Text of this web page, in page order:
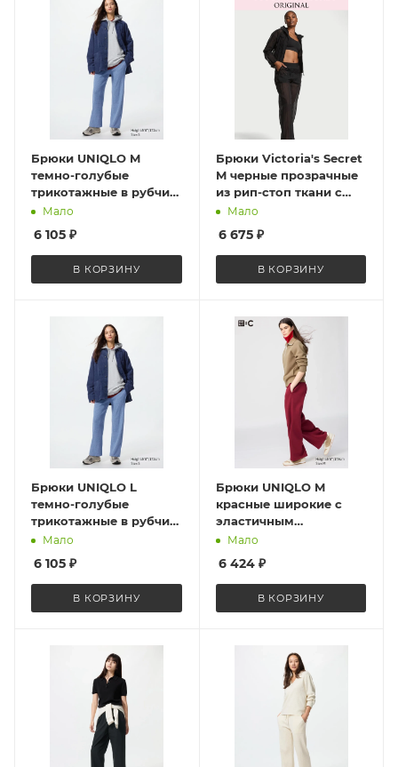
Брюки UNIQLO M
темно-голубые
трикотажные в рубчик
Washable Knit Ribbed
Мало
6 105 ₽
В КОРЗИНУ
Брюки Victoria's Secret
M черные прозрачные
из рип-стоп ткани с
фирменным
Ripstop Wide-Leg Pant
ST 11264511 CC 54A2 M
Мало
6 675₽
В КОРЗИНУ
Брюки UNIQLO L
темно-голубые
трикотажные в рубчик
Washable Knit Ribbed
Мало
6 105 ₽
В КОРЗИНУ
Брюки UNIQLO M
красные широкие с
эластичным
цельнокроенным
Sweatpants 483285 RED
M
Мало
6 424₽
В КОРЗИНУ